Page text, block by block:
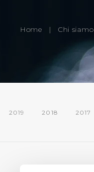
Home | Chi siamo
2019 2018 2017